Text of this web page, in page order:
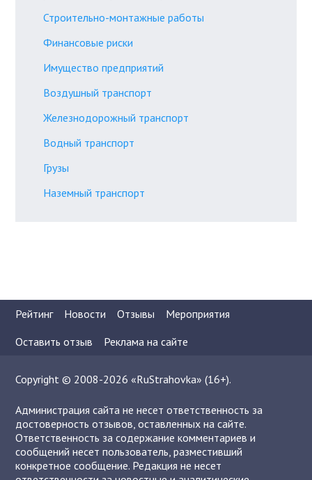
Строительно-монтажные работы
Финансовые риски
Имущество предприятий
Воздушный транспорт
Железнодорожный транспорт
Водный транспорт
Грузы
Наземный транспорт
Рейтинг Новости Отзывы
Мероприятия
Оставить отзыв
Реклама на сайте
Copyright © 2008-2026 «RuStrahovka» (16+).
Администрация сайта не несет ответственность за
достоверность отзывов, оставленных на сайте.
Ответственность за содержание комментариев и
сообщений несет пользователь, разместивший
конкретное сообщение. Редакция не несет